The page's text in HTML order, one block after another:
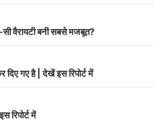
वैरायटी बनी सबसे मजबूत?
दिए गए है | देखें इस रिपोर्ट में
रिपोर्ट में